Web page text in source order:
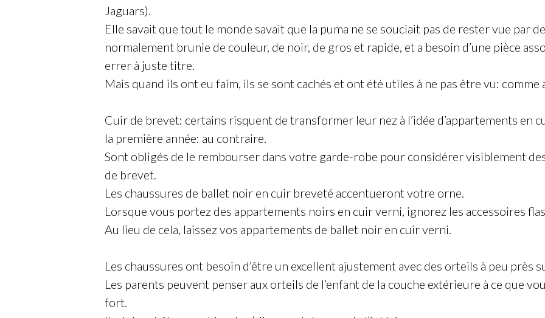
Jaguars).
Elle savait que tout le monde savait que la puma ne se souciait pas de rester vue par
normalement brunie de couleur, de noir, de gros et rapide, et a besoin d’une pièce
errer à juste titre.
Mais quand ils ont eu faim, ils se sont cachés et ont été utiles à ne pas être vu: comme
Cuir de brevet: certains risquent de transformer leur nez à l’idée d’appartements en
la première année: au contraire.
Sont obligés de le rembourser dans votre garde-robe pour considérer visiblement
de brevet.
Les chaussures de ballet noir en cuir breveté accentueront votre orne.
Lorsque vous portez des appartements noirs en cuir verni, ignorez les accessoires
Au lieu de cela, laissez vos appartements de ballet noir en cuir verni.
Les chaussures ont besoin d’être un excellent ajustement avec des orteils à peu près
Les parents peuvent penser aux orteils de l’enfant de la couche extérieure à ce que
fort.